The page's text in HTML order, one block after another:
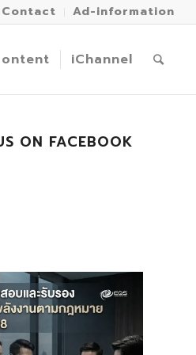
Contact Ad-information
iChannel
ON FACEBOOK